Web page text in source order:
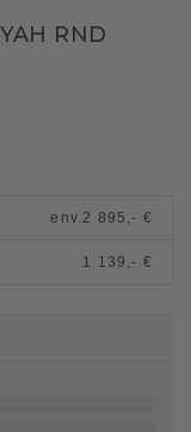
RND
env.2 895,- €
1 139,- €